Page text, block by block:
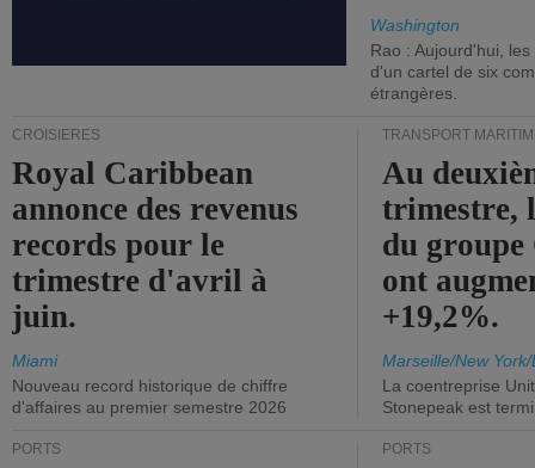
Washington
Rao : Aujourd'hui,
d'un cartel de six
étrangères.
CROISIÈRES
Royal Caribbean
annonce des revenus
records pour le
trimestre d'avril à
juin.
Miami
Nouveau record historique de chiffre
d'affaires au premier semestre 2026
TRANSPORT
Au
trimestre,
du
ont
+19,2%.
Marseille/New
La coentreprise
Stonepeak est
PORTS PORTS